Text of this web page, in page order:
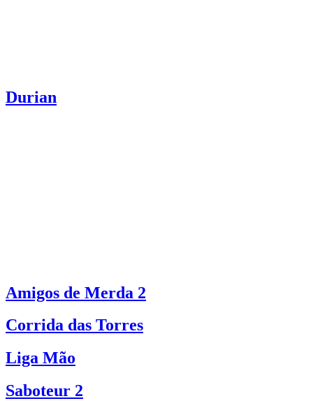
Durian
Amigos de Merda 2
Corrida das Torres
Liga Mão
Saboteur 2